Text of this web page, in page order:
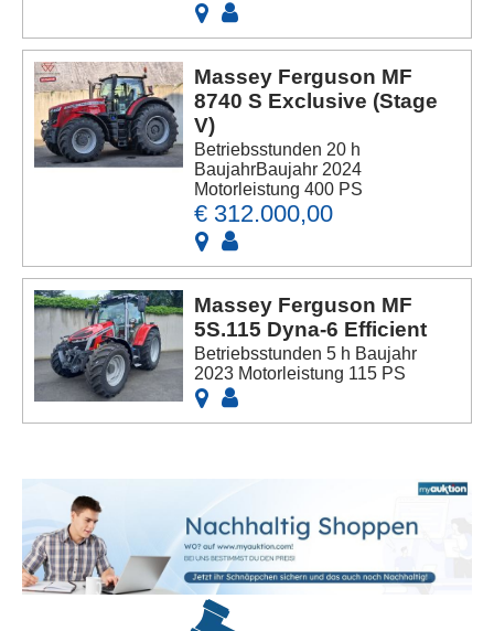
Massey Ferguson MF
8740 S Exclusive (Stage
V)
Betriebsstunden 20 h
BaujahrBaujahr 2024
Motorleistung 400 PS
€ 312.000,00
Massey Ferguson MF
5S.115 Dyna-6 Efficient
Betriebsstunden 5 h Baujahr
2023 Motorleistung 115 PS